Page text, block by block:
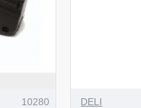
10280 DELI